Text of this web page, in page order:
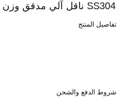
SS304 ناقل آلي مدقق وزن 1g دقة لخط تعليب طعام
تفاصيل المنتج
شروط الدفع والشحن